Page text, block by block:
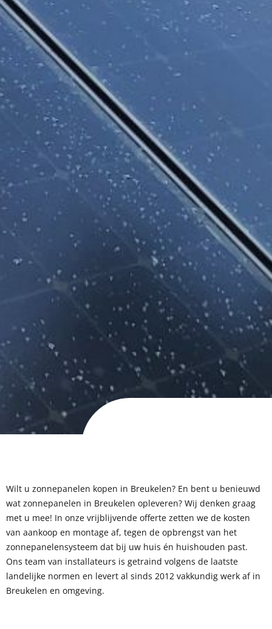
Wilt u zonnepanelen kopen in Breukelen? En bent u benieuwd
wat zonnepanelen in Breukelen opleveren? Wij denken graag
met u mee! In onze vrijblijvende offerte zetten we de kosten
van aankoop en montage af, tegen de opbrengst van het
zonnepanelensysteem dat bij uw huis én huishouden past.
Ons team van installateurs is getraind volgens de laatste
landelijke normen en levert al sinds 2012 vakkundig werk af in
Breukelen en omgeving.